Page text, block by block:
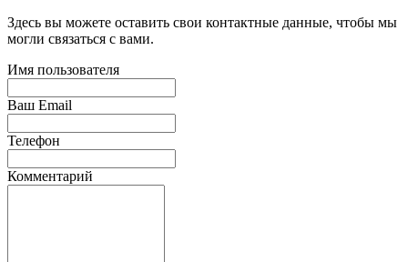
Здесь вы можете оставить свои контактные данные, чтобы мы
могли связаться с вами.
Имя пользователя
Ваш Email
Телефон
Комментарий